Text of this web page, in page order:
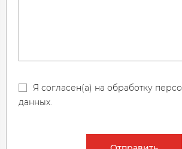
Я согласен(а) на обработку
данных.